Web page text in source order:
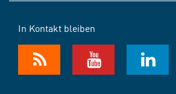
In Kontakt bleiben